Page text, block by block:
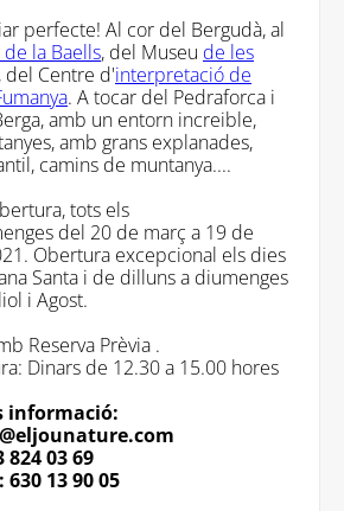
perfecte! Al cor del Bergudà, al
de la Baells, del Museu de les
, del Centre d'interpretació de
. A tocar del Pedraforca i
amb un entorn increible,
amb grans explanades,
camins de muntanya....
tots els
del 20 de març a 19 de
Obertura excepcional els dies
Santa i de dilluns a diumenges
i Agost.
Reserva Prèvia .
Dinars de 12.30 a 15.00 hores
informació:
824 03 69
13 90 05